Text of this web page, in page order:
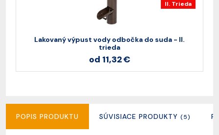
II. Trieda
Lakovaný výpust vody odbočka do suda - II.
trieda
od 11,32 €
POPIS PRODUKTU SÚVISIACE PRODUKTY (5)